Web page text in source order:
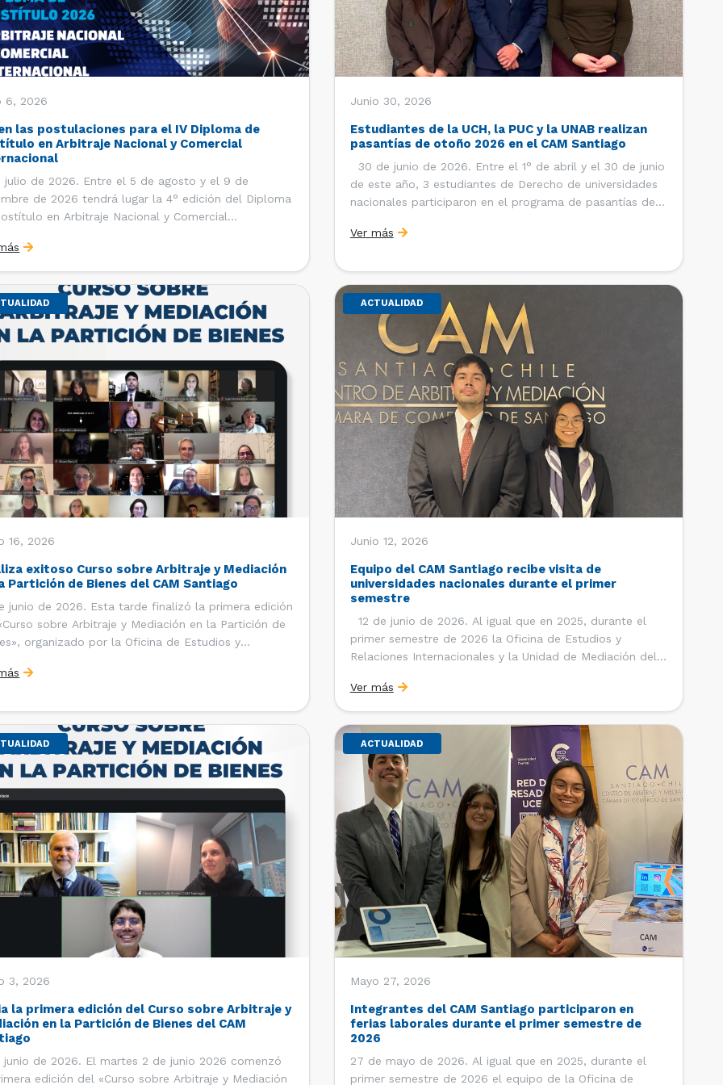
6, 2026
las postulaciones para el IV Diploma de
en Arbitraje Nacional y Comercial
julio de 2026. Entre el 5 de agosto y el 9 de
de 2026 tendrá lugar la 4° edición del Diploma
en Arbitraje Nacional y Comercial
Internacional de la Facultad de Derecho de la
de Chile y […]
Junio 30, 2026
Estudiantes de la UCH, la PUC y la UNAB realizan
pasantías de otoño 2026 en el CAM Santiago
30 de junio de 2026. Entre el 1° de abril y el 30 de junio
de este año, 3 estudiantes de Derecho de universidades
nacionales participaron en el programa de pasantías del
Comercio de Santiago (CCS). Así, se realizaron […]
Ver más
16, 2026
exitoso Curso sobre Arbitraje y Mediación
Partición de Bienes del CAM Santiago
junio de 2026. Esta tarde finalizó la primera edición
sobre Arbitraje y Mediación en la Partición de
organizado por la Oficina de Estudios y
(CAM) de la Cámara de Comercio de Santiago
ACTUALIDAD
Junio 12, 2026
Equipo del CAM Santiago recibe visita de
universidades nacionales durante el primer
semestre
12 de junio de 2026. Al igual que en 2025, durante el
primer semestre de 2026 la Oficina de Estudios y
Relaciones Internacionales y la Unidad de Mediación del
Comercio de Santiago (CCS) han recibido la visita de
estudiantes de […]
Ver más
3, 2026
la primera edición del Curso sobre Arbitraje y
en la Partición de Bienes del CAM
junio de 2026. El martes 2 de junio 2026 comenzó
edición del «Curso sobre Arbitraje y Mediación
ACTUALIDAD
Mayo 27, 2026
Integrantes del CAM Santiago participaron en
ferias laborales durante el primer semestre de
2026
27 de mayo de 2026. Al igual que en 2025, durante el
primer semestre de 2026 el equipo de la Oficina de